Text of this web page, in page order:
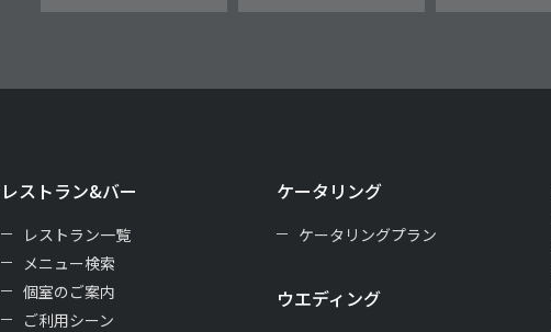
レストラン&バー
レストラン一覧
メニュー検索
個室のご案内
ご利用シーン
ケータリング
ケータリングプラン
ウエディング